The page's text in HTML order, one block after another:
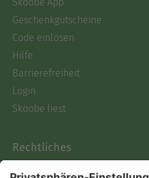
Geschenkgutscheine
Code einlösen
Hilfe
Barrierefreiheit
Login
Skoobe liest
Rechtliches